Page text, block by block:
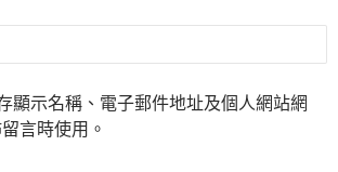
顯示名稱、電子郵件地址及個人網站網
言時使用。